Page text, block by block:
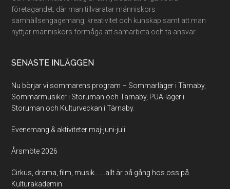
företagandet; där man tillvaratar människors
samhällsengagemang, kreativitet och kunskap samt att man
nyttjar människors förmåga att samarbeta och ta ansvar.
SENASTE INLÄGGEN
Nu börjar vi sommarens program – Sommarläger i Tärnaby,
Sommarmusiker i Storuman och Tärnaby, PUA-läger i
Storuman och Kulturveckan i Tärnaby.
Evenemang & aktiviteter maj-juni-juli
Årsmöte 2026
Cirkus, drama, film, musik…….allt är på gång hos oss på
Kulturakademin.